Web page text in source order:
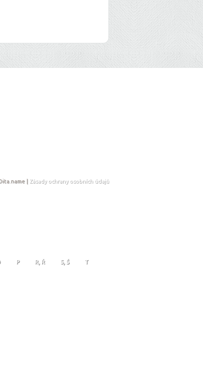
| Zásady ochrany osobních údajů
P R, Ř S, Š T